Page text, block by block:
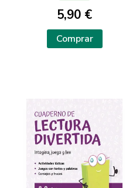
5,90 €
Comprar